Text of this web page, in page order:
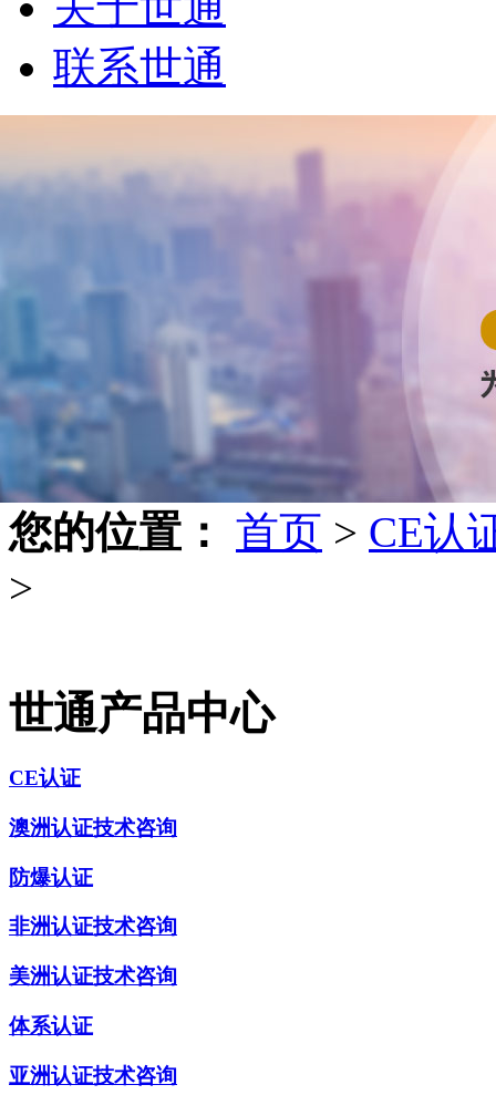
联系世通
您的位置： 首页 > CE认
>
世通产品中心
CE认证
澳洲认证技术咨询
防爆认证
非洲认证技术咨询
美洲认证技术咨询
体系认证
亚洲认证技术咨询